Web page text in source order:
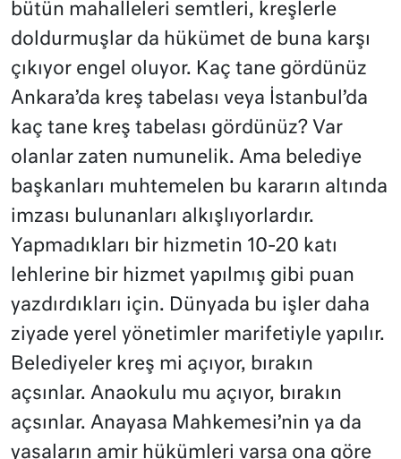
bütün mahalleleri semtleri, kreşlerle
doldurmuşlar da hükümet de buna karşı
çıkıyor engel oluyor. Kaç tane gördünüz
Ankara’da kreş tabelası veya İstanbul’da
kaç tane kreş tabelası gördünüz? Var
olanlar zaten numunelik. Ama belediye
başkanları muhtemelen bu kararın altında
imzası bulunanları alkışlıyorlardır.
Yapmadıkları bir hizmetin 10-20 katı
lehlerine bir hizmet yapılmış gibi puan
yazdırdıkları için. Dünyada bu işler daha
ziyade yerel yönetimler marifetiyle yapılır.
Belediyeler kreş mi açıyor, bırakın
açsınlar. Anaokulu mu açıyor, bırakın
açsınlar. Anayasa Mahkemesi’nin ya da
yasaların amir hükümleri varsa ona göre